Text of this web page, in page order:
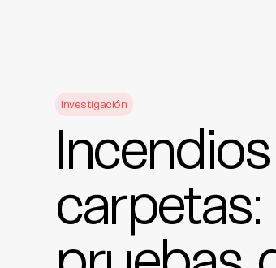
Investigación